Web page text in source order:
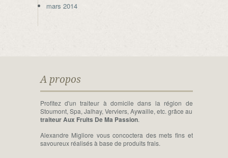
mars 2014
A propos
Profitez d'un traiteur à domicile dans la région de
Stoumont, Spa, Jalhay, Verviers, Aywaille, etc. grâce au
traiteur Aux Fruits De Ma Passion.
Alexandre Migliore vous concoctera des mets fins et
savoureux réalisés à base de produits frais.